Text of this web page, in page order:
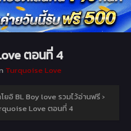
ตอนที่ 4
Turquoise Love
ยอิ BL Boy love รวมไว้อ่านฟรี ›
Love ตอนที่ 4